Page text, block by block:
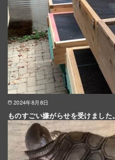
2024年8月8日
ものすごい嫌がらせを受けました。